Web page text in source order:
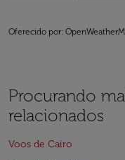
Oferecido por:
Procurando
relacionados
Voos de Cairo